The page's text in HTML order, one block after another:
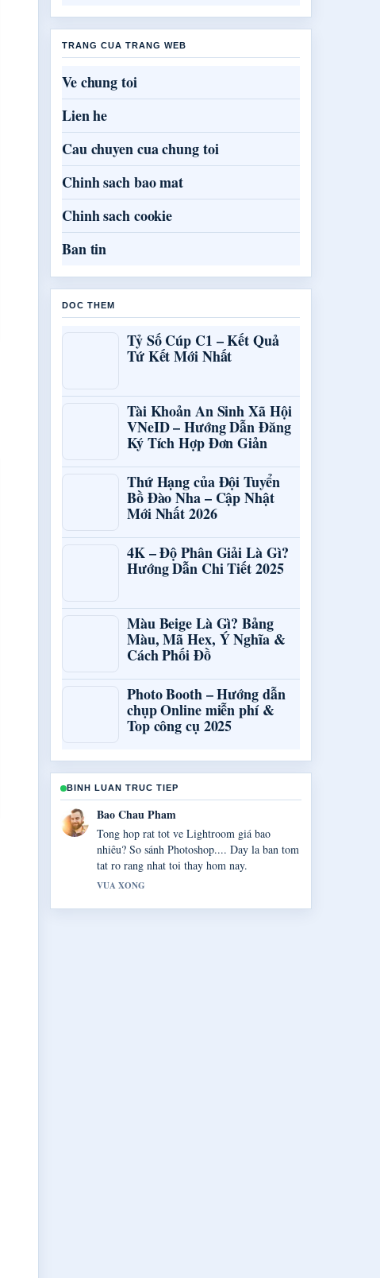
TRANG CUA TRANG WEB
Ve chung toi
Lien he
Cau chuyen cua chung toi
Chinh sach bao mat
Chinh sach cookie
Ban tin
DOC THEM
Tỷ Số Cúp C1 – Kết Quả
Tứ Kết Mới Nhất
Tài Khoản An Sinh Xã Hội
VNeID – Hướng Dẫn Đăng
Ký Tích Hợp Đơn Giản
Thứ Hạng của Đội Tuyển
Bồ Đào Nha – Cập Nhật
Mới Nhất 2026
4K – Độ Phân Giải Là Gì?
Hướng Dẫn Chi Tiết 2025
Màu Beige Là Gì? Bảng
Màu, Mã Hex, Ý Nghĩa &
Cách Phối Đồ
Photo Booth – Hướng dẫn
chụp Online miễn phí &
Top công cụ 2025
BINH LUAN TRUC TIEP
Quang Huy Vo
Toi dang theo doi sat Rối Loạn Lưỡng Cực
&#8211; Triệu Chứng,... va danh gia cao
giong dieu can bang.
3 PHUT TRUOC